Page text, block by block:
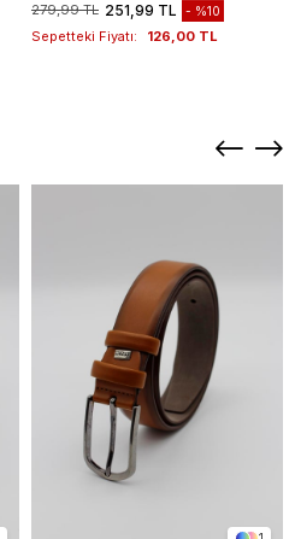
279,99 TL 251,99 TL %10
Sepetteki Fiyatı: 126,00 TL